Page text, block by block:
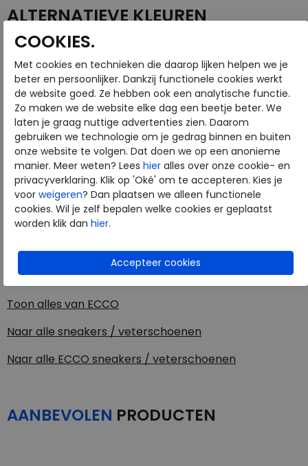
ECCO
Toon alles van ECCO
Naar alle sneakers / veterschoenen
Naar alle ECCO sneakers / veterschoenen
ALTERNATIEVE KLEUREN
Merk
ECCO
Fabrikantcode
55162450869
Bestelcode
136.78.000015
Kleur
Magnet
Materiaal
Leer
AANBEVOLEN PRODUCTEN
COOKIES.
Met cookies en technieken die daarop lijken helpen we je
beter en persoonlijker. Dankzij functionele cookies werkt
de website goed. Ze hebben ook een analytische functie.
Zo maken we de website elke dag een beetje beter. We
laten je graag nuttige advertenties zien. Daarom
gebruiken we technologie om je gedrag binnen en buiten
onze website te volgen. Dat doen we op een anonieme
manier. Meer weten? Lees hier alles over onze cookie- en
privacyverklaring. Klik op 'Oké' om te accepteren. Kies je
voor weigeren? Dan plaatsen we alleen functionele
cookies. Wil je zelf bepalen welke cookies er geplaatst
worden klik dan hier.